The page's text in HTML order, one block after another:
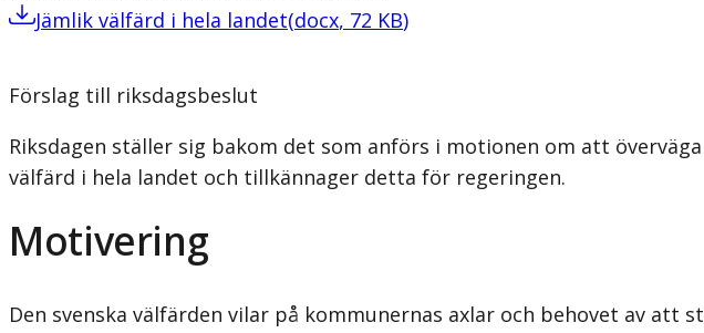
Jämlik välfärd i hela landet(docx, 72 KB)
Förslag till riksdagsbeslut
Riksdagen ställer sig bakom det som anförs i motionen om att
välfärd i hela landet och tillkännager detta för regeringen.
Motivering
Den svenska välfärden vilar på kommunernas axlar och behovet av